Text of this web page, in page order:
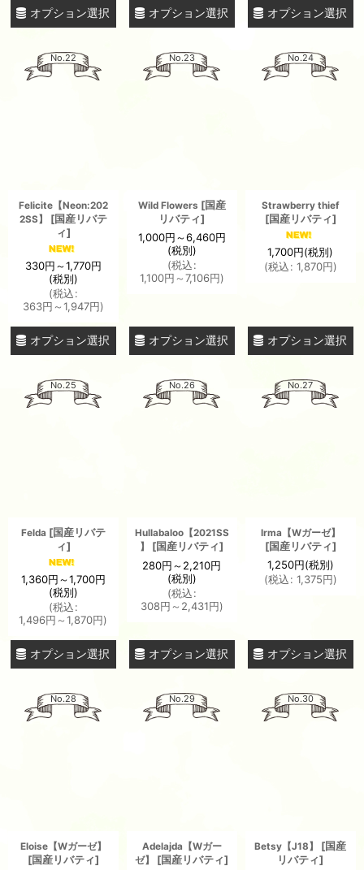
オプション選択 オプション選択 オプション選択
No.22
Felicite【Neon:202
2SS】
[国産リバテ
ィ]
330円～1,770円
(税別)
(税込:
363円 ～1,947円)
オプション選択
No.23
Wild Flowers [国産
リバティ]
1,000円～6,460円
(税別)
(税込:
1,100円 ～7,106円)
オプション選択
No.24
Strawberry thief
[国産リバティ]
1,700円(税別)
(税込: 1,870円)
オプション選択
No.25
Felda [国産リバテ
ィ]
1,360円～1,700円
(税別)
(税込:
1,496円 ～1,870円)
オプション選択
No.26
Hullabaloo【2021SS
】
[国産リバティ]
280円～2,210円
(税別)
(税込:
308円 ～2,431円)
オプション選択
No.27
Irma【Wガーゼ】
[国産リバティ]
1,250円(税別)
(税込: 1,375円)
オプション選択
No.28
Eloise【Wガーゼ】
[国産リバティ]
No.29
Adelajda【Wガー
ゼ】
[国産リバティ]
No.30
Betsy【J18】 [国産
リバティ]